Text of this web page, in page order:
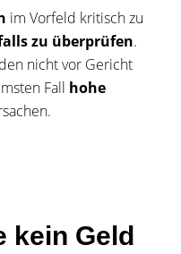
im Vorfeld kritisch zu
zu überprüfen.
nicht vor Gericht
Fall hohe
kein Geld